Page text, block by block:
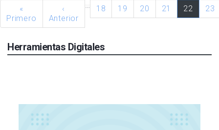
«
Primero
‹
Anterior
… 18 19 20 21 22 23
Herramientas Digitales